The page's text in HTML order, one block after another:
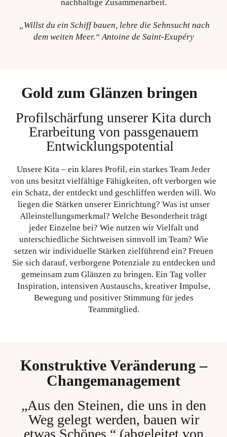
nachhaltige Zusammenarbeit.
„Willst du ein Schiff bauen, lehre die Sehnsucht nach
dem weiten Meer.“ Antoine de Saint-Exupéry
Gold zum Glänzen bringen
Profilschärfung unserer Kita durch
Erarbeitung von passgenauem
Entwicklungspotential
Unsere Kita – ein klares Profil, ein starkes Team Jeder
von uns besitzt vielfältige Fähigkeiten, oft verborgen wie
ein Schatz, der entdeckt und geschliffen werden will. Wo
liegen die Stärken unserer Einrichtung? Was ist unser
Alleinstellungsmerkmal? Welche Besonderheit trägt
jeder Einzelne bei? Wie nutzen wir Vielfalt und
unterschiedliche Sichtweisen sinnvoll im Team? Wie
setzen wir individuelle Stärken zielführend ein? Freuen
Sie sich darauf, verborgene Potenziale zu entdecken und
gemeinsam zum Glänzen zu bringen. Ein Tag voller
Inspiration, intensiven Austauschs, kreativer Impulse,
Bewegung und positiver Stimmung für jedes
Teammitglied.
Konstruktive Veränderung –
Changemanagement
„Aus den Steinen, die uns in den
Weg gelegt werden, bauen wir
etwas Schönes.“ (abgeleitet von